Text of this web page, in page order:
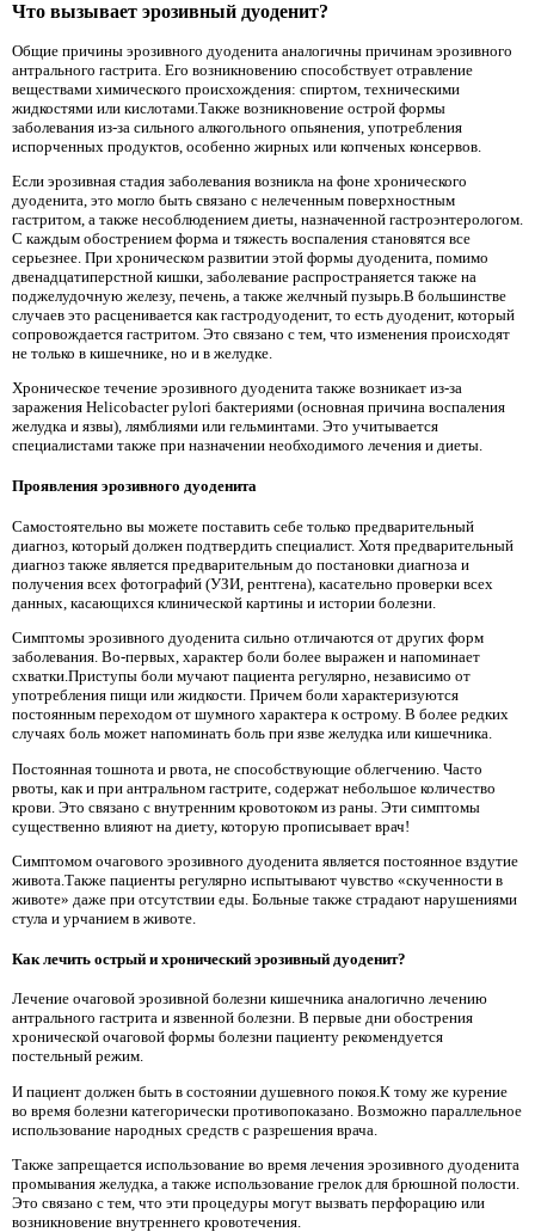
Что вызывает эрозивный дуоденит?
Общие причины эрозивного дуоденита аналогичны причинам эрозивного
антрального гастрита. Его возникновению способствует отравление
веществами химического происхождения: спиртом, техническими
жидкостями или кислотами.Также возникновение острой формы
заболевания из-за сильного алкогольного опьянения, употребления
испорченных продуктов, особенно жирных или копченых консервов.
Если эрозивная стадия заболевания возникла на фоне хронического
дуоденита, это могло быть связано с нелеченным поверхностным
гастритом, а также несоблюдением диеты, назначенной гастроэнтерологом.
С каждым обострением форма и тяжесть воспаления становятся все
серьезнее. При хроническом развитии этой формы дуоденита, помимо
двенадцатиперстной кишки, заболевание распространяется также на
поджелудочную железу, печень, а также желчный пузырь.В большинстве
случаев это расценивается как гастродуоденит, то есть дуоденит, который
сопровождается гастритом. Это связано с тем, что изменения происходят
не только в кишечнике, но и в желудке.
Хроническое течение эрозивного дуоденита также возникает из-за
заражения Helicobacter pylori бактериями (основная причина воспаления
желудка и язвы), лямблиями или гельминтами. Это учитывается
специалистами также при назначении необходимого лечения и диеты.
Проявления эрозивного дуоденита
Самостоятельно вы можете поставить себе только предварительный
диагноз, который должен подтвердить специалист. Хотя предварительный
диагноз также является предварительным до постановки диагноза и
получения всех фотографий (УЗИ, рентгена), касательно проверки всех
данных, касающихся клинической картины и истории болезни.
Симптомы эрозивного дуоденита сильно отличаются от других форм
заболевания. Во-первых, характер боли более выражен и напоминает
схватки.Приступы боли мучают пациента регулярно, независимо от
употребления пищи или жидкости. Причем боли характеризуются
постоянным переходом от шумного характера к острому. В более редких
случаях боль может напоминать боль при язве желудка или кишечника.
Постоянная тошнота и рвота, не способствующие облегчению. Часто
рвоты, как и при антральном гастрите, содержат небольшое количество
крови. Это связано с внутренним кровотоком из раны. Эти симптомы
существенно влияют на диету, которую прописывает врач!
Симптомом очагового эрозивного дуоденита является постоянное вздутие
живота.Также пациенты регулярно испытывают чувство «скученности в
животе» даже при отсутствии еды. Больные также страдают нарушениями
стула и урчанием в животе.
Как лечить острый и хронический эрозивный дуоденит?
Лечение очаговой эрозивной болезни кишечника аналогично лечению
антрального гастрита и язвенной болезни. В первые дни обострения
хронической очаговой формы болезни пациенту рекомендуется
постельный режим.
И пациент должен быть в состоянии душевного покоя.К тому же курение
во время болезни категорически противопоказано. Возможно параллельное
использование народных средств с разрешения врача.
Также запрещается использование во время лечения эрозивного дуоденита
промывания желудка, а также использование грелок для брюшной полости.
Это связано с тем, что эти процедуры могут вызвать перфорацию или
возникновение внутреннего кровотечения.